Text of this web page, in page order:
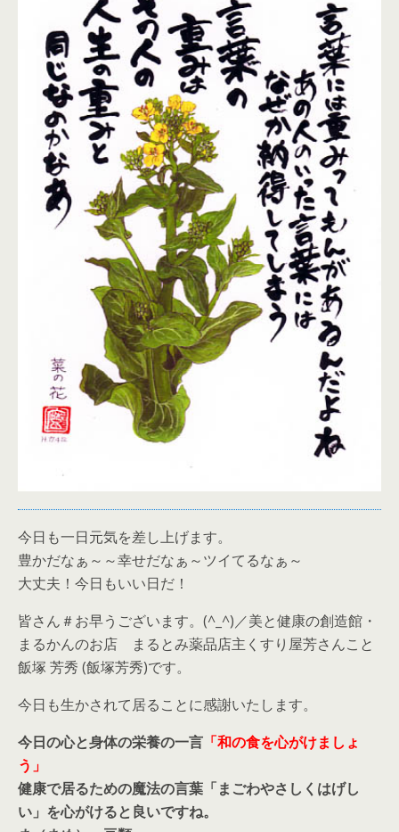
今日も一日元気を差し上げます。
豊かだなぁ～～幸せだなぁ～ツイてるなぁ～
大丈夫！今日もいい日だ！
皆さん＃お早うございます。(^_^)／美と健康の創造館・
まるかんのお店 まるとみ薬品店主くすり屋芳さんこと
飯塚 芳秀 (飯塚芳秀)です。
今日も生かされて居ることに感謝いたします。
今日の心と身体の栄養の一言 「和の食を心がけましょ
う」
健康で居るための魔法の言葉「まごわやさしくはげし
い」を心がけると良いですね。